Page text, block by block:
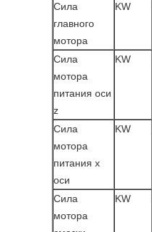
Сила
главного
мотора
KW
Сила
мотора
питания оси
z
KW
Сила
мотора
питания x
оси
KW
Сила
мотора
KW